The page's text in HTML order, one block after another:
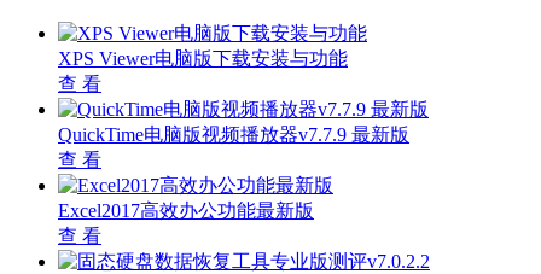
XPS Viewer电脑版下载安装与功能
查 看
QuickTime电脑版视频播放器v7.7.9 最新版
查 看
Excel2017高效办公功能最新版
查 看